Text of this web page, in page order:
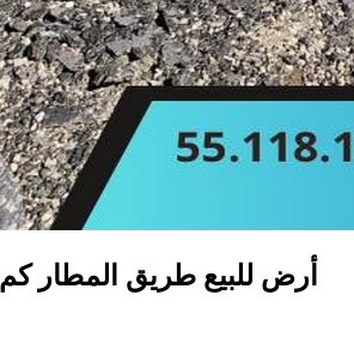
أرض للبيع طريق المطار كم 10.5 بصفاقس